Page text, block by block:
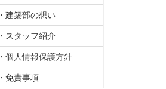
・建築部の想い
・スタッフ紹介
・個人情報保護方針
・免責事項